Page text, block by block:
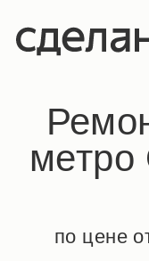
метро
по цене